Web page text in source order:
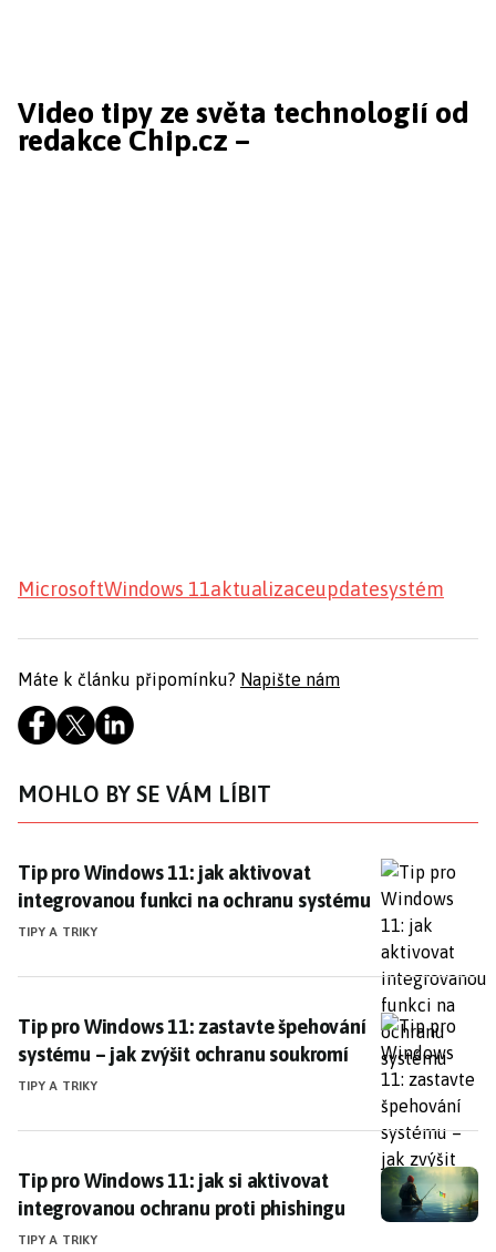
Video tipy ze světa technologií od
redakce Chip.cz –
MicrosoftWindows 11aktualizaceupdatesystém
Máte k článku připomínku? Napište nám
MOHLO BY SE VÁM LÍBIT
Tip pro Windows 11: jak aktivovat integrovanou
Tip pro Windows 11: jak aktivovat
integrovanou funkci na ochranu systému
TIPY A TRIKY
Tip pro Windows 11: zastavte špehování systému –
Tip pro Windows 11: zastavte špehování
systému – jak zvýšit ochranu soukromí
TIPY A TRIKY
Tip pro Windows 11: jak si aktivovat integrovanou
Tip pro Windows 11: jak si aktivovat
integrovanou ochranu proti phishingu
TIPY A TRIKY